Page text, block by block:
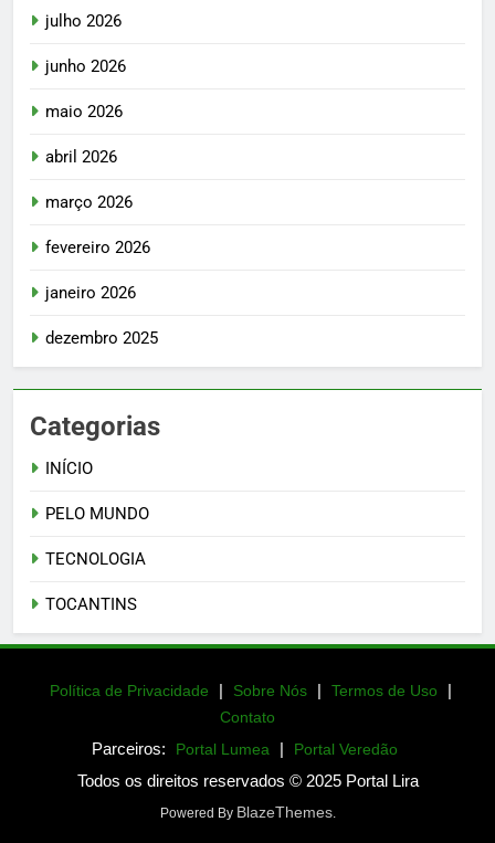
julho 2026
junho 2026
maio 2026
abril 2026
março 2026
fevereiro 2026
janeiro 2026
dezembro 2025
Categorias
INÍCIO
PELO MUNDO
TECNOLOGIA
TOCANTINS
Política de Privacidade | Sobre Nós | Termos de Uso |
Contato
Parceiros: Portal Lumea | Portal Veredão
Todos os direitos reservados © 2025 Portal Lira
Powered By BlazeThemes.